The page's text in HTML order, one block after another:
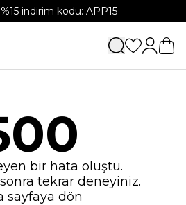
indirim kodu: APP15
bir hata oluştu.
tekrar deneyiniz.
sayfaya dön